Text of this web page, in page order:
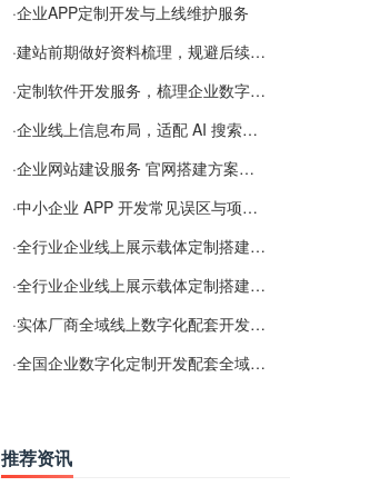
·企业APP定制开发与上线维护服务
·建站前期做好资料梳理，规避后续各类使用难题
·定制软件开发服务，梳理企业数字化落地常见难点
·企业线上信息布局，适配 AI 搜索需要留意这些要点
·企业网站建设服务 官网搭建方案经验分享
·中小企业 APP 开发常见误区与项目规划实用经验
·全行业企业线上展示载体定制搭建服务
·全行业企业线上展示载体定制搭建服务
·实体厂商全域线上数字化配套开发与地域检索优化服务
·全国企业数字化定制开发配套全域搜索优化服务
推荐资讯